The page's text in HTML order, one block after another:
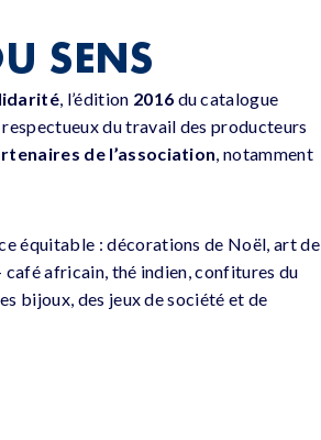
SENS
, l’édition 2016 du catalogue
du travail des producteurs
de l’association, notamment
équitable : décorations de Noël, art de
café africain, thé indien, confitures du
bijoux, des jeux de société et de